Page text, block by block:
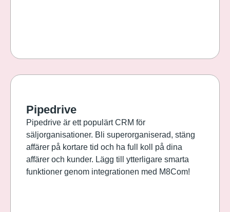
Pipedrive
Pipedrive är ett populärt CRM för
säljorganisationer. Bli superorganiserad, stäng
affärer på kortare tid och ha full koll på dina
affärer och kunder. Lägg till ytterligare smarta
funktioner genom integrationen med M8Com!